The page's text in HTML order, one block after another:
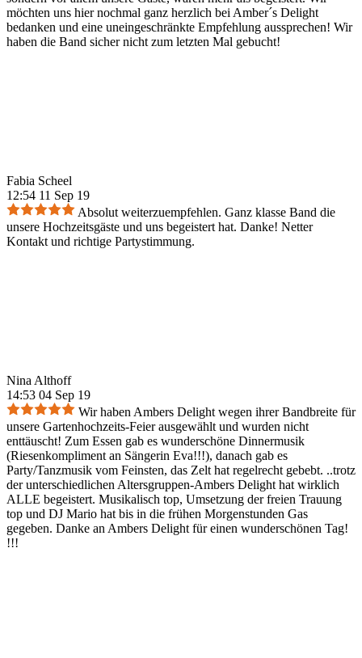
möchten uns hier nochmal ganz herzlich bei Amber´s Delight
bedanken und eine uneingeschränkte Empfehlung aussprechen! Wir
haben die Band sicher nicht zum letzten Mal gebucht!
Fabia Scheel
12:54 11 Sep 19
Absolut weiterzuempfehlen. Ganz klasse Band die
unsere Hochzeitsgäste und uns begeistert hat. Danke! Netter
Kontakt und richtige Partystimmung.
Nina Althoff
14:53 04 Sep 19
Wir haben Ambers Delight wegen ihrer Bandbreite für
unsere Gartenhochzeits-Feier ausgewählt und wurden nicht
enttäuscht! Zum Essen gab es wunderschöne Dinnermusik
(Riesenkompliment an Sängerin Eva!!!), danach gab es
Party/Tanzmusik vom Feinsten, das Zelt hat regelrecht gebebt. ..trotz
der unterschiedlichen Altersgruppen-Ambers Delight hat wirklich
ALLE begeistert. Musikalisch top, Umsetzung der freien Trauung
top und DJ Mario hat bis in die frühen Morgenstunden Gas
gegeben. Danke an Ambers Delight für einen wunderschönen Tag!
!!!